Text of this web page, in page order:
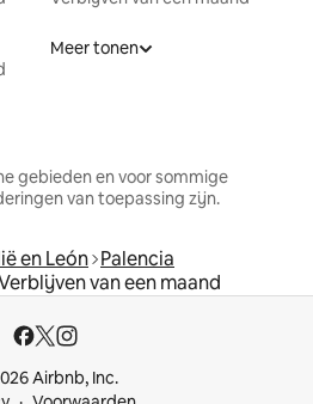
Meer tonen
gebieden en voor sommige
van toepassing zijn.
en León Palencia
van een maand
Airbnb, Inc.